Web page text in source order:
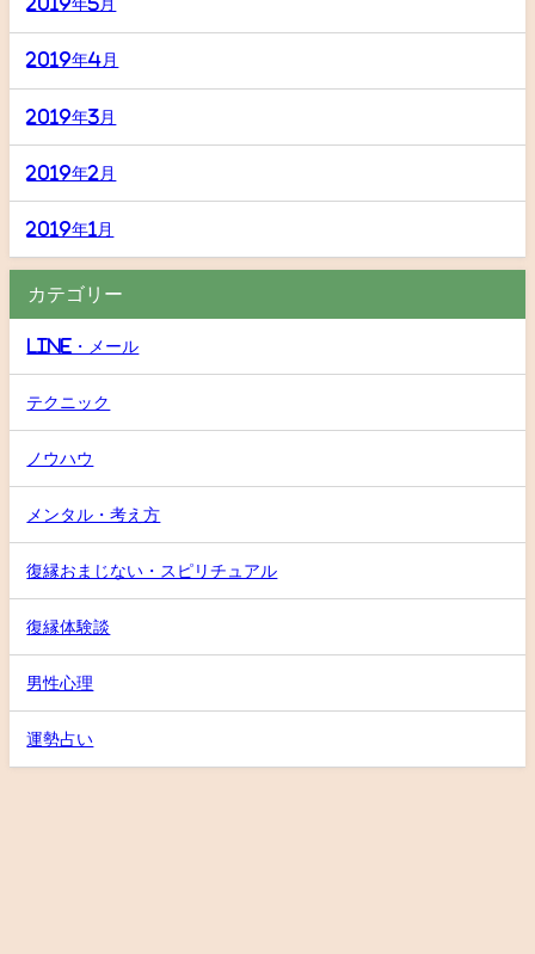
2019年5月
2019年4月
2019年3月
2019年2月
2019年1月
カテゴリー
LINE・メール
テクニック
ノウハウ
メンタル・考え方
復縁おまじない・スピリチュアル
復縁体験談
男性心理
運勢占い